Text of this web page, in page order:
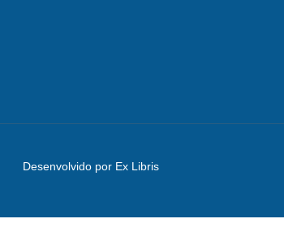
Desenvolvido por Ex Libris